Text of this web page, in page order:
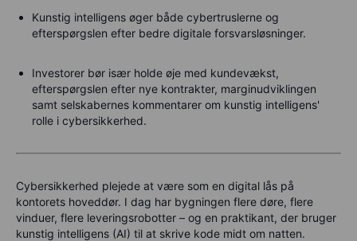
Kunstig intelligens øger både cybertruslerne og
efterspørgslen efter bedre digitale forsvarsløsninger.
Investorer bør især holde øje med kundevækst,
efterspørgslen efter nye kontrakter, marginudviklingen
samt selskabernes kommentarer om kunstig intelligens'
rolle i cybersikkerhed.
Cybersikkerhed plejede at være som en digital lås på
kontorets hoveddør. I dag har bygningen flere døre, flere
vinduer, flere leveringsrobotter – og en praktikant, der bruger
kunstig intelligens (AI) til at skrive kode midt om natten.